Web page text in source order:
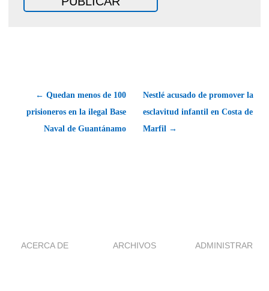
← Quedan menos de 100
prisioneros en la ilegal Base
Naval de Guantánamo
Nestlé acusado de promover la
esclavitud infantil en Costa de
Marfil →
ACERCA DE ARCHIVOS ADMINISTRAR